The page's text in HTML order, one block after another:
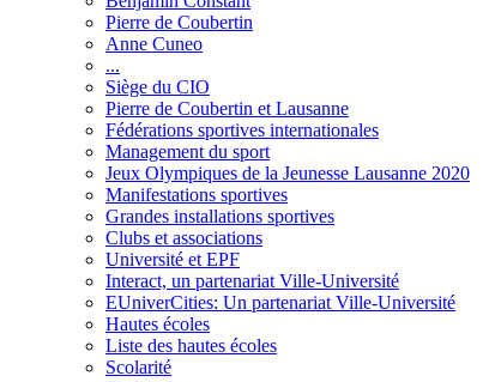
Pierre de Coubertin
Anne Cuneo
...
Siège du CIO
Pierre de Coubertin et Lausanne
Fédérations sportives internationales
Management du sport
Jeux Olympiques de la Jeunesse Lausanne 2020
Manifestations sportives
Grandes installations sportives
Clubs et associations
Université et EPF
Interact, un partenariat Ville-Université
EUniverCities: Un partenariat Ville-Université
Hautes écoles
Liste des hautes écoles
Scolarité